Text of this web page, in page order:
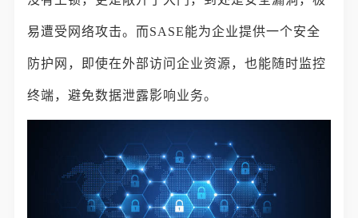
易遭受网络攻击。而SASE能为企业提供一个安全
防护网，即使在外部访问企业资源，也能随时监控
终端，避免数据泄露影响业务。